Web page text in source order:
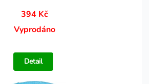
394 Kč
Vyprodáno
Detail